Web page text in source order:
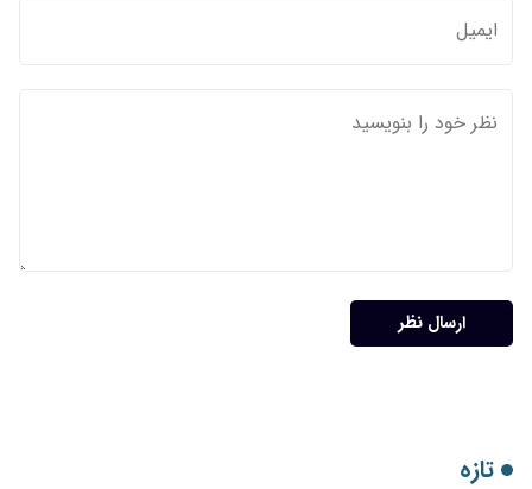
ارسال نظر
تازه